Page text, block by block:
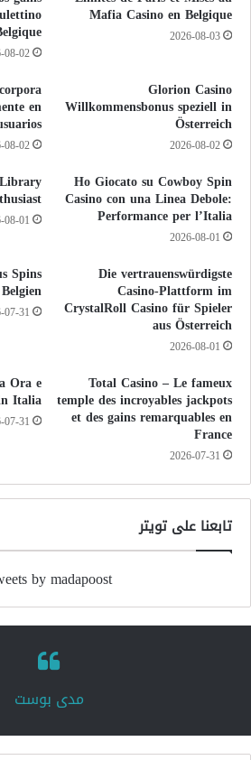
Mafia Casino en Belgique
2026-08-03
08-02
Glorion Casino
Willkommensbonus speziell in
Österreich
2026-08-02
en
08-02
Ho Giocato su Cowboy Spin
Casino con una Linea Debole:
Performance per l’Italia
2026-08-01
08-01
Die vertrauenswürdigste
Casino-Plattform im
CrystalRoll Casino für Spieler
aus Österreich
2026-08-01
Spins
07-31
Total Casino – Le fameux
temple des incroyables jackpots
et des gains remarquables en
France
2026-07-31
Ora e
Italia
07-31
تابعنا على تويتر
by madapoost
‏مدى بوست‏